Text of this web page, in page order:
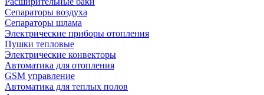
Сепараторы воздуха
Сепараторы шлама
Электрические приборы отопления
Пушки тепловые
Электрические конвекторы
Автоматика для отопления
GSM управление
Автоматика для теплых полов